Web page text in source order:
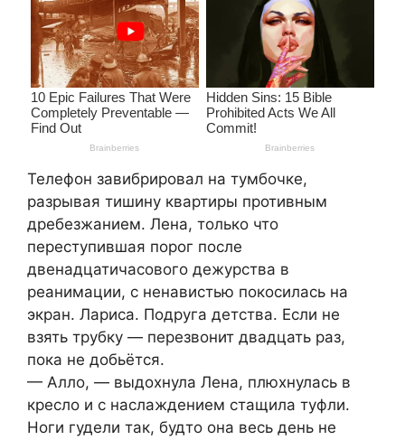
Телефон завибрировал на тумбочке,
разрывая тишину квартиры противным
дребезжанием. Лена, только что
переступившая порог после
двенадцатичасового дежурства в
реанимации, с ненавистью покосилась на
экран. Лариса. Подруга детства. Если не
взять трубку — перезвонит двадцать раз,
пока не добьётся.
— Алло, — выдохнула Лена, плюхнулась в
кресло и с наслаждением стащила туфли.
Ноги гудели так, будто она весь день не